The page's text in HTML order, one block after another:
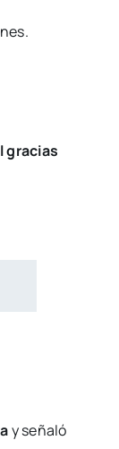
gracias
y señaló